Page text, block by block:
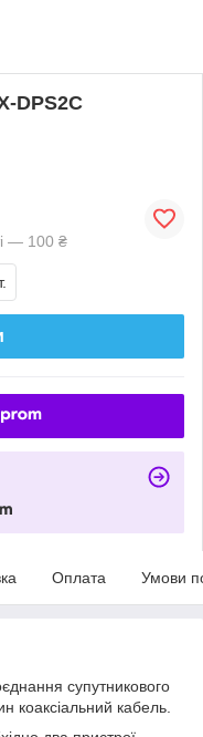
DPS2C
— 100 ₴
Оплата Умови
супутникового
коаксіальний кабель.